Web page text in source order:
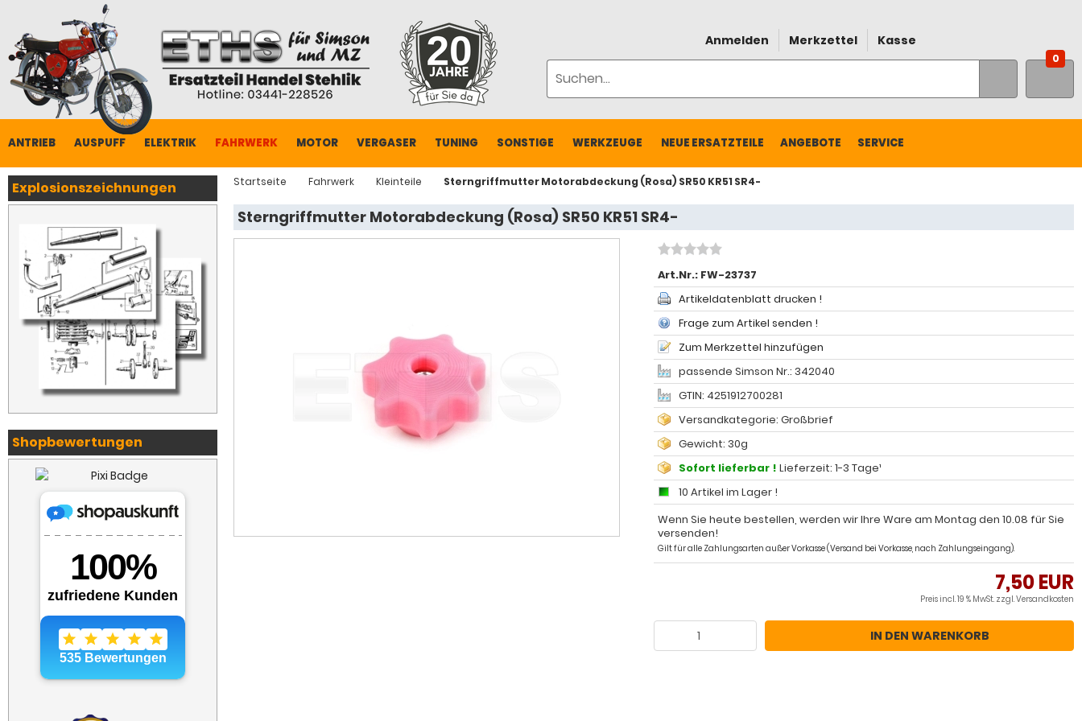
Anmelden Merkzettel Kasse
0
ANTRIEB AUSPUFF ELEKTRIK FAHRWERK MOTOR VERGASER TUNING SONSTIGE WERKZEUGE NEUE ERSATZTEILE ANGEBOTE SERVICE
Startseite Fahrwerk Kleinteile Sterngriffmutter Motorabdeckung (Rosa) SR50 KR51 SR4-
Sterngriffmutter Motorabdeckung (Rosa) SR50 KR51 SR4-
Art.Nr.: FW-23737
Artikeldatenblatt drucken !
Frage zum Artikel senden !
Zum Merkzettel hinzufügen
passende Simson Nr.: 342040
GTIN: 4251912700281
Versandkategorie: Großbrief
Gewicht: 30g
Sofort lieferbar ! Lieferzeit: 1-3 Tage¹
10 Artikel im Lager !
Wenn Sie heute bestellen, werden wir Ihre Ware am Montag den 10.08 für Sie
versenden!
Gilt für alle Zahlungsarten außer Vorkasse (Versand bei Vorkasse, nach Zahlungseingang).
7,50 EUR
Preis incl. 19 % MwSt. zzgl.Versandkosten
IN DEN WARENKORB
Explosionszeichnungen
Shopbewertungen